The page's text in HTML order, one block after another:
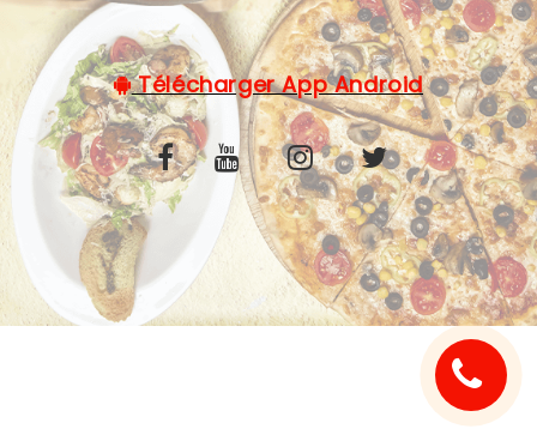
Télécharger App Android